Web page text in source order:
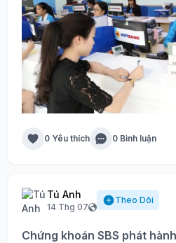
0 Yêu thích 0 Bình luận
Tú Anh
14 Thg 07
Theo Dõi
Chứng khoán SBS phát